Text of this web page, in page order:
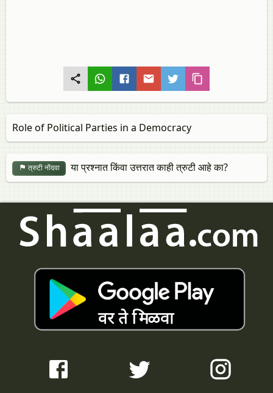
Role of Political Parties in a Democracy
त्रुटी नोंदवा या प्रश्नात किंवा उत्तरात काही त्रुटी आहे का?